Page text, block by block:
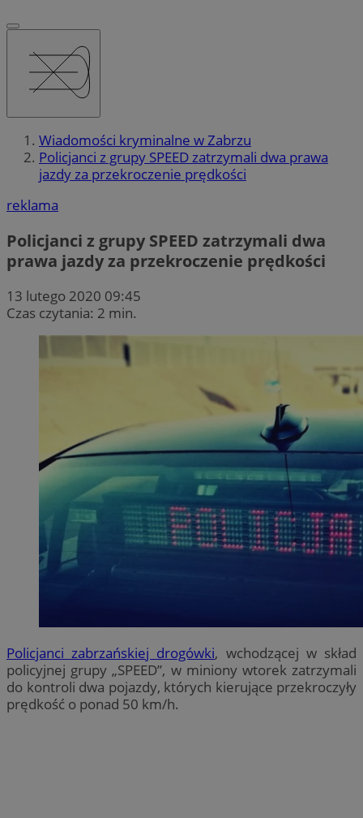
Wiadomości kryminalne w Zabrzu
Policjanci z grupy SPEED zatrzymali dwa prawa
jazdy za przekroczenie prędkości
reklama
Policjanci z grupy SPEED zatrzymali dwa
prawa jazdy za przekroczenie prędkości
13 lutego 2020 09:45
Czas czytania: 2 min.
Policjanci zabrzańskiej drogówki, wchodzącej w skład
policyjnej grupy „SPEED”, w miniony wtorek zatrzymali
do kontroli dwa pojazdy, których kierujące przekroczyły
prędkość o ponad 50 km/h.